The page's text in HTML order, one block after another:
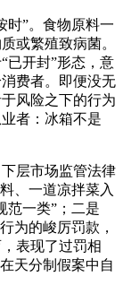
”。食物原料一
或繁殖致病菌。
已开封”形态，意
费者。即便没无
风险之下的行为
者：冰箱不是
层市场监管法律
、一道凉拌菜入
范一类”；二是
为的峻厉罚款，
表现了过罚相
天分制假案中自